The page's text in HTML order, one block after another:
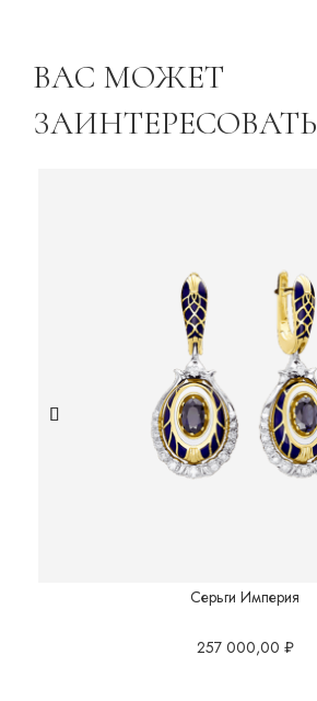
ВАС МОЖЕТ
ЗАИНТЕРЕСОВАТЬ
Серьги Империя
257 000,00 ₽